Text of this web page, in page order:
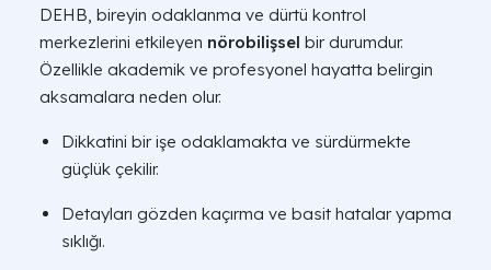
DEHB, bireyin odaklanma ve dürtü kontrol
merkezlerini etkileyen nörobilişsel bir durumdur.
Özellikle akademik ve profesyonel hayatta belirgin
aksamalara neden olur.
Dikkatini bir işe odaklamakta ve sürdürmekte
güçlük çekilir.
Detayları gözden kaçırma ve basit hatalar yapma
sıklığı.